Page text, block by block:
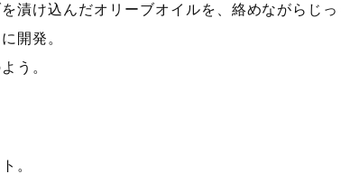
漬け込んだオリーブオイルを、絡めながらじっ
開発。
う。
。